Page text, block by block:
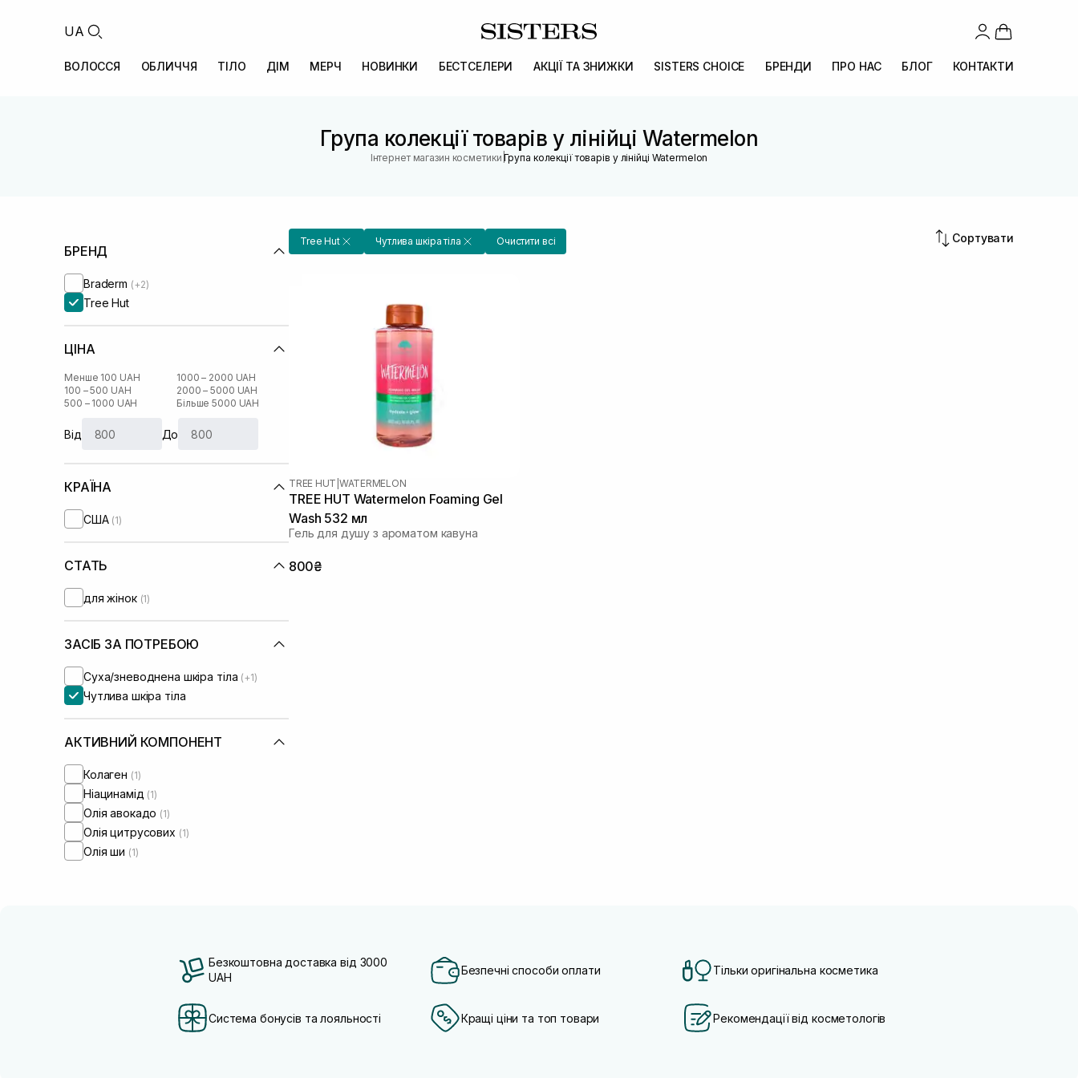
UA
ВОЛОССЯ ОБЛИЧЧЯ ТІЛО ДІМ МЕРЧ НОВИНКИ БЕСТСЕЛЕРИ АКЦІЇ ТА ЗНИЖКИ SISTERS CHOICE БРЕНДИ ПРО НАС БЛОГ КОНТАКТИ
Група колекції товарів у лінійці Watermelon
Інтернет магазин косметики |Група колекції товарів у лінійці Watermelon
БРЕНД
Braderm (+2)
Tree Hut
ЦІНА
Менше 100 UAH
100 – 500 UAH
500 – 1000 UAH
1000 – 2000 UAH
2000 – 5000 UAH
Більше 5000 UAH
Від До
КРАЇНА
США (1)
СТАТЬ
для жінок (1)
ЗАСІБ ЗА ПОТРЕБОЮ
Суха/зневоднена шкіра тіла (+1)
Чутлива шкіра тіла
АКТИВНИЙ КОМПОНЕНТ
Колаген (1)
Ніацинамід (1)
Олія авокадо (1)
Олія цитрусових (1)
Олія ши (1)
Tree Hut Чутлива шкіра тіла Очистити всі Сортувати
TREE HUT WATERMELON
TREE HUT Watermelon Foaming Gel
Wash 532 мл
Гель для душу з ароматом кавуна
800₴
Безкоштовна доставка від 3000
UAH
Безпечні способи оплати Тільки оригінальна косметика
Система бонусів та лояльності Кращі ціни та топ товари Рекомендації від косметологів